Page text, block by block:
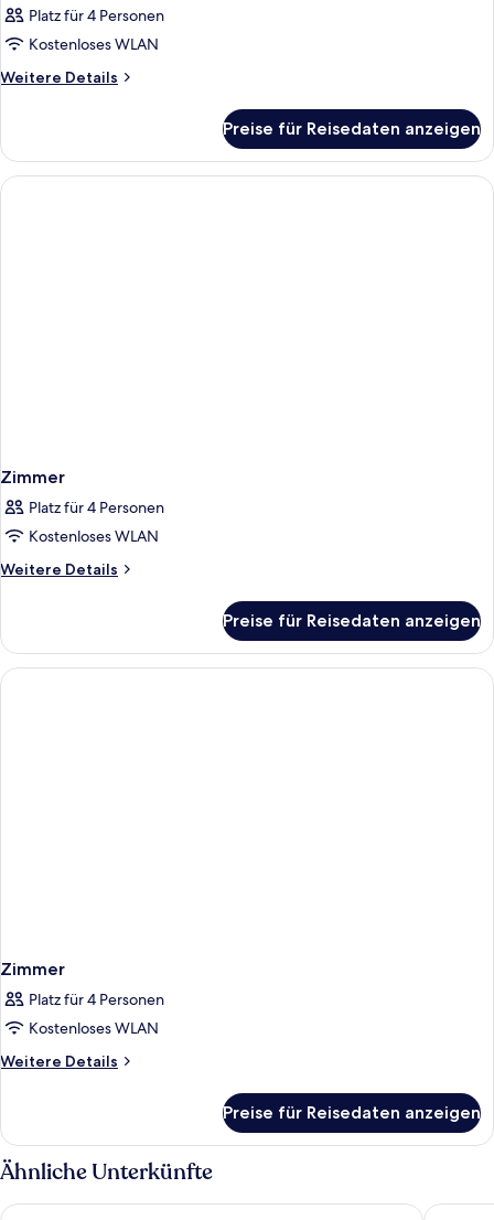
Platz für 4 Personen
Kostenloses WLAN
Weitere Details
Weitere
Preise für Reisedaten anzeigen
Zimmer
Platz für 4 Personen
Kostenloses WLAN
Weitere Details
Weitere
Preise für Reisedaten anzeigen
Zimmer
Platz für 4 Personen
Kostenloses WLAN
Weitere Details
Weitere
Preise für Reisedaten anzeigen
Ähnliche Unterkünfte
Ibis Marseille Centre Gare Saint Charles